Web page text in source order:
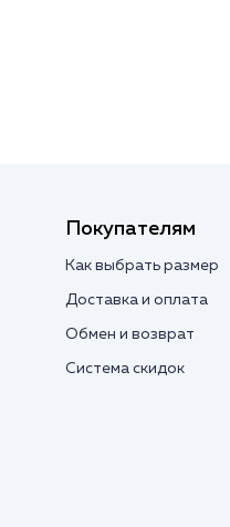
Покупателям
Как выбрать размер
Доставка и оплата
Обмен и возврат
Система скидок